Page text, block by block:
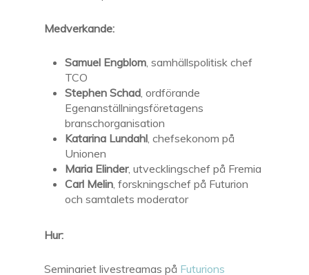
Medverkande:
Samuel Engblom, samhällspolitisk chef
TCO
Stephen Schad, ordförande
Egenanställningsföretagens
branschorganisation
Katarina Lundahl, chefsekonom på
Unionen
Maria Elinder, utvecklingschef på Fremia
Carl Melin, forskningschef på Futurion
och samtalets moderator
Hur:
Seminariet livestreamas på Futurions